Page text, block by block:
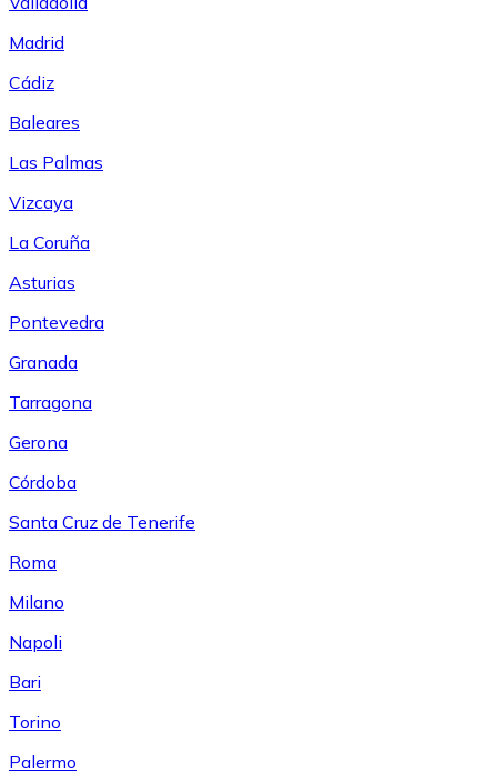
Madrid
Cádiz
Baleares
Las Palmas
Vizcaya
La Coruña
Asturias
Pontevedra
Granada
Tarragona
Gerona
Córdoba
Santa Cruz de Tenerife
Roma
Milano
Napoli
Bari
Torino
Palermo